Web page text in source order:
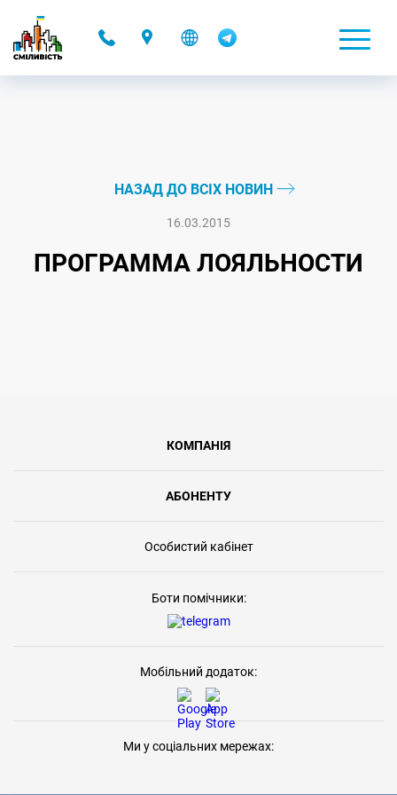
НАЗАД ДО ВСІХ НОВИН
16.03.2015
ПРОГРАММА ЛОЯЛЬНОСТИ
КОМПАНІЯ
АБОНЕНТУ
Особистий кабінет
Боти помічники:
Мобільний додаток:
Ми у соціальних мережах: